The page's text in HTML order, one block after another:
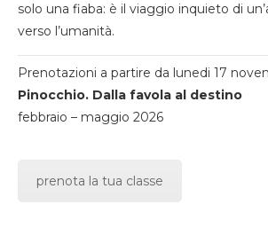
solo una fiaba: è il viaggio inquieto di
verso l’umanità.
Prenotazioni a partire da lunedi 17
Pinocchio. Dalla favola al destino
febbraio – maggio 2026
prenota la tua classe